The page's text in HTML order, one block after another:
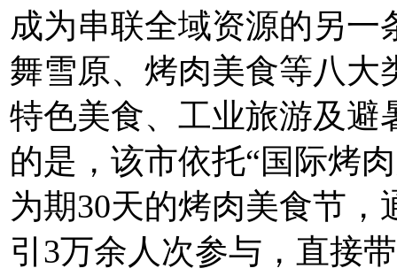
成为串联全域资源的另
舞雪原、烤肉美食等八大
特色美食、工业旅游及避
的是，该市依托“国际烤
为期30天的烤肉美食节
引3万余人次参与，直接